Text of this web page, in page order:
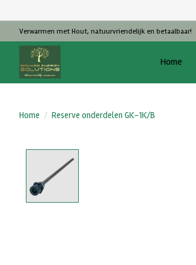
Verwarmen met Hout, natuurvriendelijk en betaalbaar!
Home
Home / Reserve onderdelen GK-1K/B